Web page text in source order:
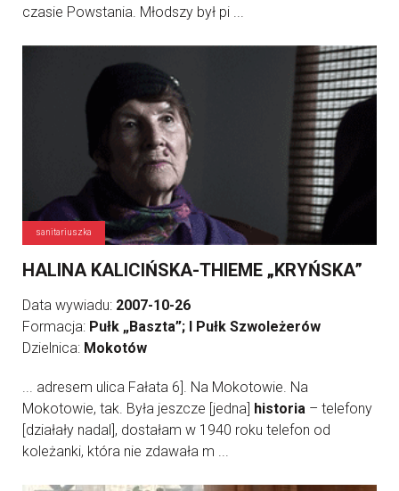
czasie Powstania. Młodszy był pi ...
sanitariuszka
HALINA KALICIŃSKA-THIEME „KRYŃSKA”
Data wywiadu: 2007-10-26
Formacja: Pułk „Baszta”; I Pułk Szwoleżerów
Dzielnica: Mokotów
... adresem ulica Fałata 6]. Na Mokotowie. Na
Mokotowie, tak. Była jeszcze [jedna] historia – telefony
[działały nadal], dostałam w 1940 roku telefon od
koleżanki, która nie zdawała m ...